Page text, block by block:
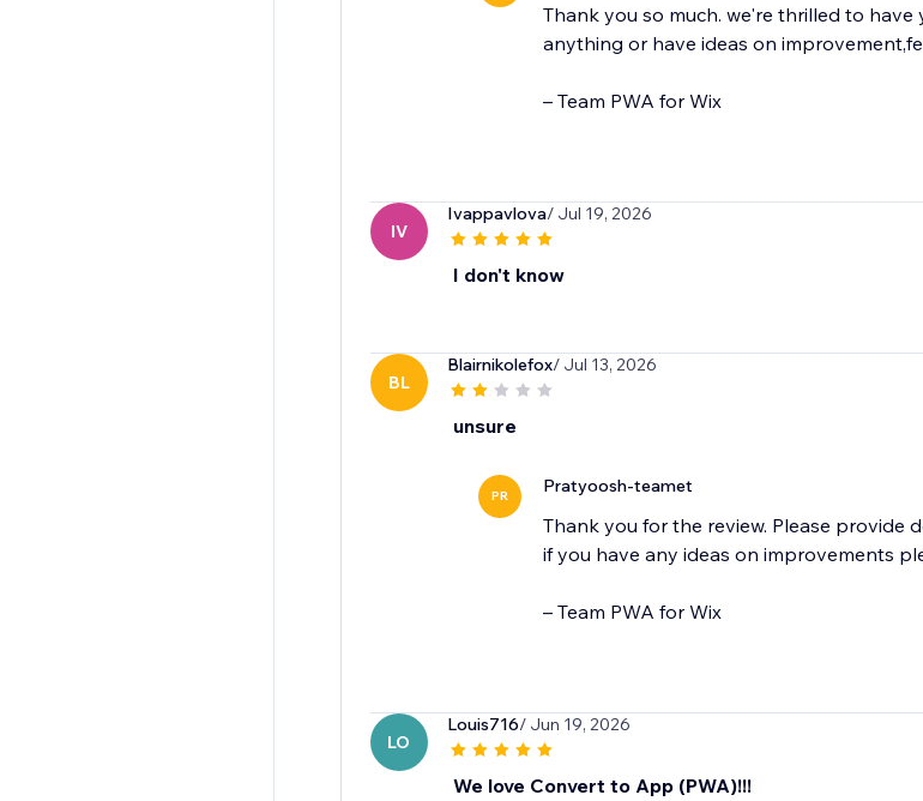
Thank you so much. we're thrilled to
anything or have ideas on
– Team PWA for Wix
IV
Ivappavlova/ Jul 19, 2026
I don't know
BL
Blairnikolefox/ Jul 13, 2026
unsure
PR Pratyoosh-teamet
Thank you for the review. Please provide
if you have any ideas on improvements
– Team PWA for Wix
LO
Louis716/ Jun 19, 2026
We love Convert to App (PWA)!!!